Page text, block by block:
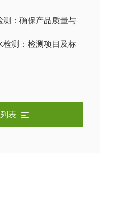
测：确保产品质量与
检测：检测项目及标
表